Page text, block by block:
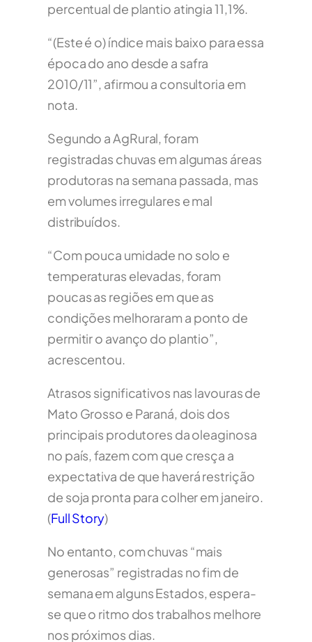
percentual de plantio atingia 11,1%.
“(Este é o) índice mais baixo para essa
época do ano desde a safra
2010/11”, afirmou a consultoria em
nota.
Segundo a AgRural, foram
registradas chuvas em algumas áreas
produtoras na semana passada, mas
em volumes irregulares e mal
distribuídos.
“Com pouca umidade no solo e
temperaturas elevadas, foram
poucas as regiões em que as
condições melhoraram a ponto de
permitir o avanço do plantio”,
acrescentou.
Atrasos significativos nas lavouras de
Mato Grosso e Paraná, dois dos
principais produtores da oleaginosa
no país, fazem com que cresça a
expectativa de que haverá restrição
de soja pronta para colher em janeiro.
(Full Story)
No entanto, com chuvas “mais
generosas” registradas no fim de
semana em alguns Estados, espera-
se que o ritmo dos trabalhos melhore
nos próximos dias.